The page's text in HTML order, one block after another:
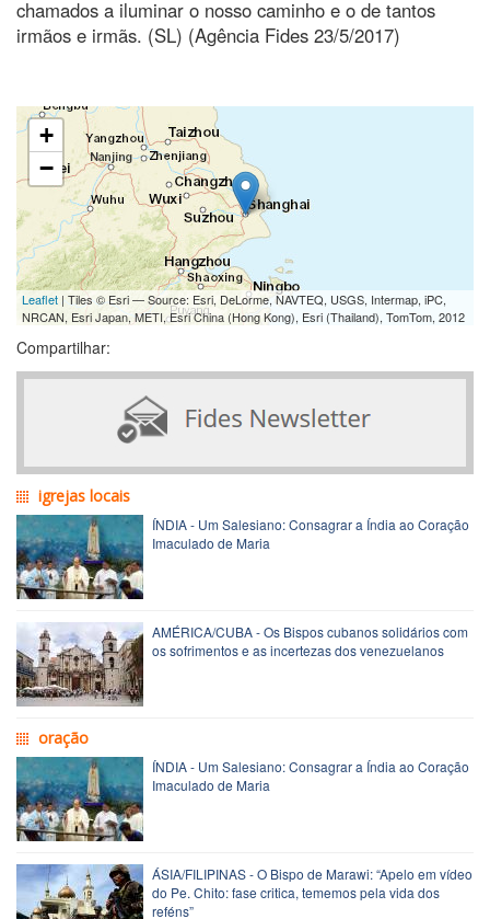
chamados a iluminar o nosso caminho e o de tantos
irmãos e irmãs. (SL) (Agência Fides 23/5/2017)
+
−
Leaflet | Tiles © Esri — Source: Esri, DeLorme, NAVTEQ, USGS, Intermap, iPC,
NRCAN, Esri Japan, METI, Esri China (Hong Kong), Esri (Thailand), TomTom, 2012
Compartilhar:
igrejas locais
ÍNDIA - Um Salesiano: Consagrar a Índia ao Coração
Imaculado de Maria
AMÉRICA/CUBA - Os Bispos cubanos solidários com
os sofrimentos e as incertezas dos venezuelanos
oração
ÍNDIA - Um Salesiano: Consagrar a Índia ao Coração
Imaculado de Maria
ÁSIA/FILIPINAS - O Bispo de Marawi: “Apelo em vídeo
do Pe. Chito: fase critica, tememos pela vida dos
reféns”